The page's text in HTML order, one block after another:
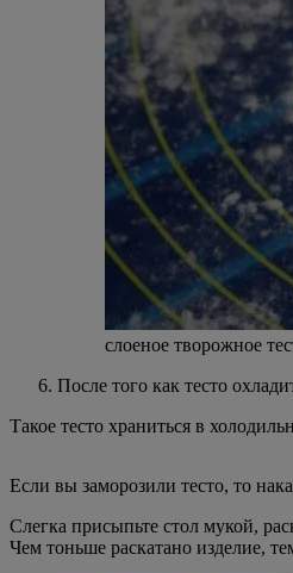
слоеное творожное
После того как тесто
Такое тесто храниться в
Если вы заморозили тесто, то
Слегка присыпьте стол мукой,
Чем тоньше раскатано изделие,